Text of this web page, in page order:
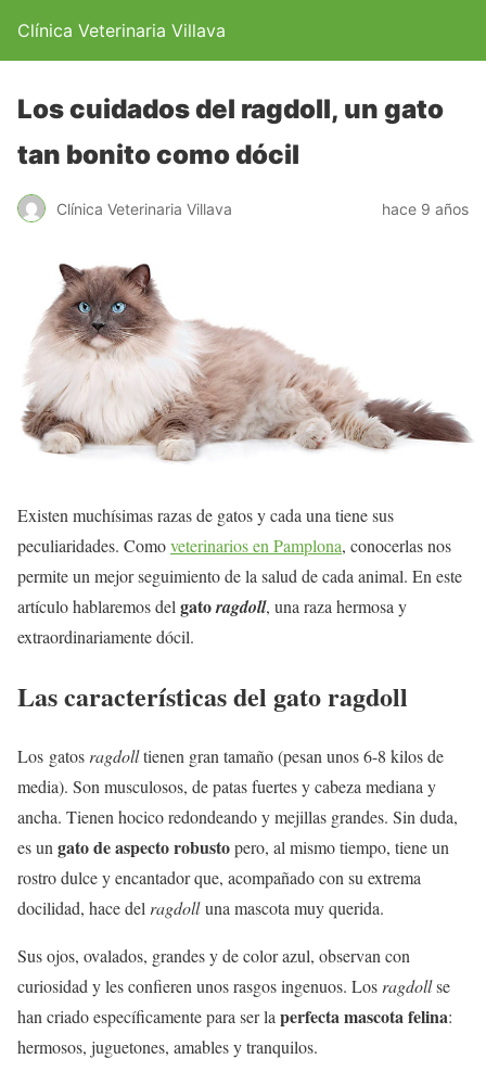
Clínica Veterinaria Villava
Los cuidados del ragdoll, un gato
tan bonito como dócil
Clínica Veterinaria Villava hace 9 años
Existen muchísimas razas de gatos y cada una tiene sus
peculiaridades. Comoveterinarios en Pamplona, conocerlas nos
permite un mejor seguimiento de la salud de cada animal. En este
artículo hablaremos delgatoragdoll, una raza hermosa y
extraordinariamente dócil.
Las características del gato ragdoll
Los gatos ragdolltienen gran tamaño (pesan unos 6-8 kilos de
media). Son musculosos, de patas fuertes y cabeza mediana y
ancha. Tienen hocico redondeando y mejillas grandes. Sin duda,
es un gato de aspecto robustopero, al mismo tiempo, tiene un
rostro dulce y encantador que, acompañado con su extrema
docilidad, hace del ragdolluna mascota muy querida.
Sus ojos, ovalados, grandes y de color azul, observan con
curiosidad y les confieren unos rasgos ingenuos. Los ragdollse
han criado específicamente para ser la perfecta mascota felina:
hermosos, juguetones, amables y tranquilos.